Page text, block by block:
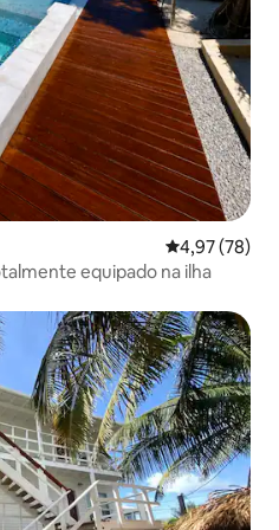
4,97 de uma
4,97 (78)
equipado na ilha